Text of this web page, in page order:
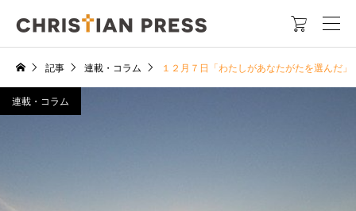

記事 連載・コラム １２月７日「わたしがあなたがたを選んだ」
連載・コラム